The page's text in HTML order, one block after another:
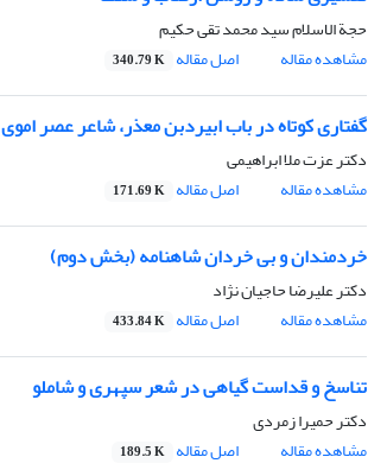
حجة الاسلام سید محمد تقى حکیم
مشاهده مقاله
اصل مقاله 340.79 K
گفتاری کوتاه در باب ابیردبن معذر، شاعر عصر اموی
دکتر عزت ملا ابراهیمى
مشاهده مقاله
اصل مقاله 171.69 K
خردمندان و بی خردان شاهنامه (بخش دوم)
دکتر علیرضا حاجیان نژاد
مشاهده مقاله
اصل مقاله 433.84 K
تناسخ و قداست گیاهی در شعر سپهری و شاملو
دکتر حمیرا زمردى
مشاهده مقاله
اصل مقاله 189.5 K